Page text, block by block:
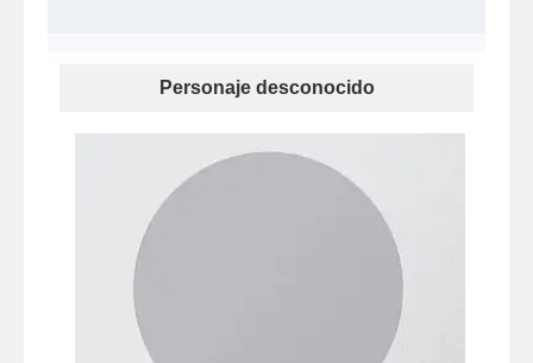
Personaje desconocido